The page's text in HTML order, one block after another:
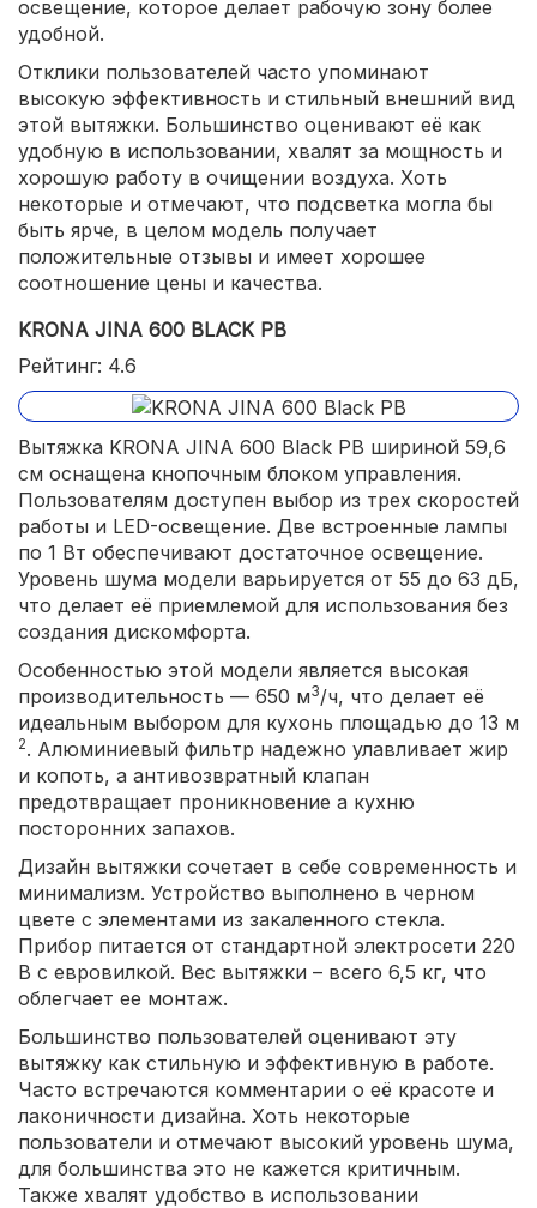
освещение, которое делает рабочую зону более
удобной.
Отклики пользователей часто упоминают
высокую эффективность и стильный внешний вид
этой вытяжки. Большинство оценивают её как
удобную в использовании, хвалят за мощность и
хорошую работу в очищении воздуха. Хоть
некоторые и отмечают, что подсветка могла бы
быть ярче, в целом модель получает
положительные отзывы и имеет хорошее
соотношение цены и качества.
KRONA JINA 600 BLACK PB
Рейтинг: 4.6
Вытяжка KRONA JINA 600 Black PB шириной 59,6
см оснащена кнопочным блоком управления.
Пользователям доступен выбор из трех скоростей
работы и LED-освещение. Две встроенные лампы
по 1 Вт обеспечивают достаточное освещение.
Уровень шума модели варьируется от 55 до 63 дБ,
что делает её приемлемой для использования без
создания дискомфорта.
Особенностью этой модели является высокая
производительность — 650 м3/ч, что делает её
идеальным выбором для кухонь площадью до 13 м
2. Алюминиевый фильтр надежно улавливает жир
и копоть, а антивозвратный клапан
предотвращает проникновение а кухню
посторонних запахов.
Дизайн вытяжки сочетает в себе современность и
минимализм. Устройство выполнено в черном
цвете с элементами из закаленного стекла.
Прибор питается от стандартной электросети 220
В с евровилкой. Вес вытяжки – всего 6,5 кг, что
облегчает ее монтаж.
Большинство пользователей оценивают эту
вытяжку как стильную и эффективную в работе.
Часто встречаются комментарии о её красоте и
лаконичности дизайна. Хоть некоторые
пользователи и отмечают высокий уровень шума,
для большинства это не кажется критичным.
Также хвалят удобство в использовании